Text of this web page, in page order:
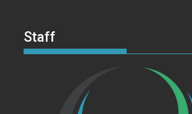
Staff